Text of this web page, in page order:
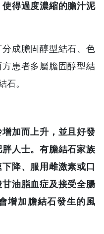
得過度濃縮的膽汁泥
成膽固醇型結石、色
患者多屬膽固醇型結
石。
加而上升，並且好發
人士。有膽結石家族
降、服用雌激素或口
油脂血症及接受全腸
增加膽結石發生的風